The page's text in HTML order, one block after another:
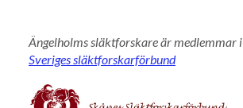
Ängelholms släktforskare är medlemmar i
Sveriges släktforskarförbund